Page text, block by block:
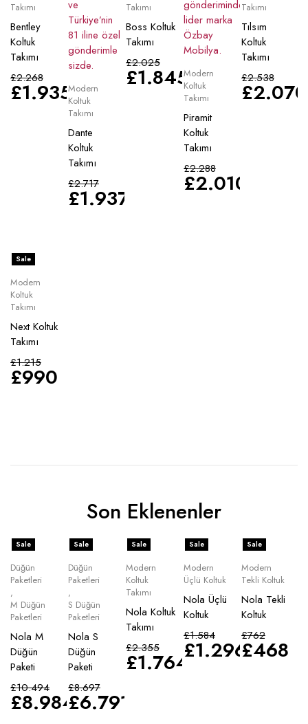
Takımı
Bentley
Koltuk
Takımı
£2.268
£1.935Modern
Koltuk
Takımı
Dante
Koltuk
Takımı
£2.717
£1.937
Takımı
Boss Koltuk
Takımı
£2.025
£1.845Modern
Koltuk
Takımı
Piramit
Koltuk
Takımı
£2.288
£2.010
Takımı
Tılsım
Koltuk
Takımı
£2.538
£2.070
Sale
Modern
Koltuk
Takımı
Next Koltuk
Takımı
£1.215
£990
Son Eklenenler
Sale
Düğün
Paketleri
,
M Düğün
Paketleri
Nola M
Düğün
Paketi
£10.494
£8.984
Sale
Düğün
Paketleri
,
S Düğün
Paketleri
Nola S
Düğün
Paketi
£8.697
£6.791
Sale
Modern
Koltuk
Takımı
Nola Koltuk
Takımı
£2.355
£1.764
Sale
Modern
Üçlü Koltuk
Nola Üçlü
Koltuk
£1.584
£1.296
Sale
Modern
Tekli Koltuk
Nola Tekli
Koltuk
£762
£468